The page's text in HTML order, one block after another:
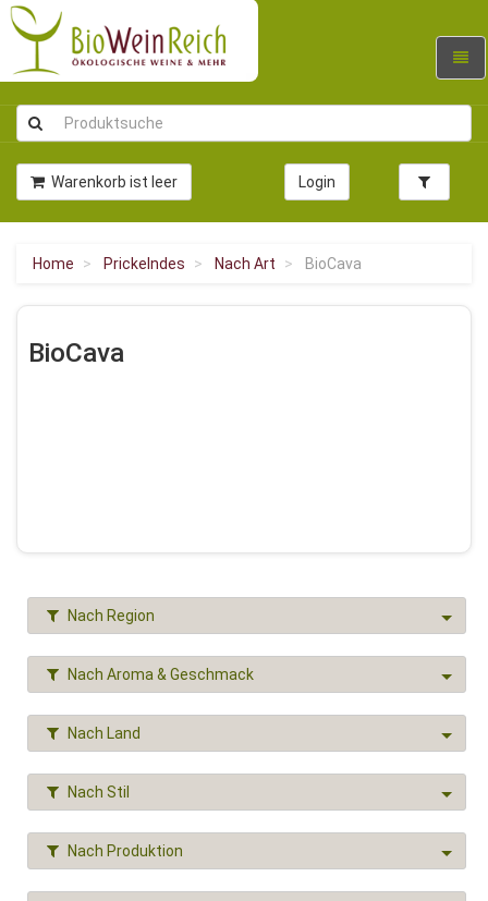
Warenkorb ist leer Login
Home Prickelndes Nach Art BioCava
BioCava
Nach Region
Nach Aroma & Geschmack
Nach Land
Nach Stil
Nach Produktion